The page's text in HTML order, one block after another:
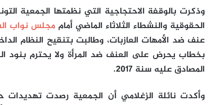
وذكرت بالوقفة الاحتجاجية التي نظمتها الجمعية
الحقوقية والنشطاء الثلاثاء الماضي أماممجلس نواب
عنف ضد الأمهات العازبات، وطالبت بتنقيح النظام
بخطاب يحرض على العنف ضد المرأة ولا يحترم بنود
المصادق عليه سنة 2017.
وأكدت نائلة الزغلامي أن الجمعية رصدت